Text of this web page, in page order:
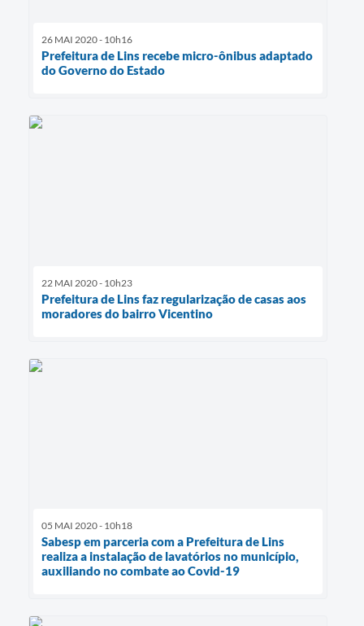
26 MAI 2020 - 10h16
Prefeitura de Lins recebe micro-ônibus adaptado
do Governo do Estado
22 MAI 2020 - 10h23
Prefeitura de Lins faz regularização de casas aos
moradores do bairro Vicentino
05 MAI 2020 - 10h18
Sabesp em parceria com a Prefeitura de Lins
realiza a instalação de lavatórios no município,
auxiliando no combate ao Covid-19